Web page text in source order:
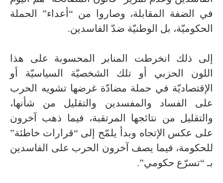
في الضفة المقابلة، وصاروا من “أعداء” الحملة
الحكوميّة، بل الوطنيّة ضدّ الفاسدين.
إلى ذلك انخرطت المنابر المحسوبة على هذا
اللون الحزبي أو تلك الشخصيّة السياسيّة أو
الإقتصاديّة في حملة مضادّة غرضها تشويه الحرب
على الفساد والمفسدين والتقليل من شأنها،
والتقليل من نتائجها المرتقبة، فيما ذهب آخرون
على عكس الإتجاه وبدأ يلمّح إلى “قرارات خاطئة”
للحكومة، فيما يصف آخرون الحرب على الفاسدين
بـ “تسرّع حكومي”.